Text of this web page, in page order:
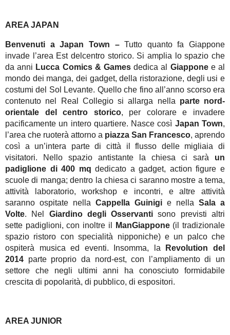
AREA JAPAN
Benvenuti a Japan Town –Tutto quanto fa Giappone
invade l’area Est delcentro storico. Si amplia lo spazio che
da anni Lucca Comics & Games dedica al Giapponee al
mondo dei manga, dei gadget, della ristorazione, degli usi e
costumi del Sol Levante. Quello che fino all’anno scorso era
contenuto nel Real Collegio si allarga nella parte nord-
orientale del centro storico, per colorare e invadere
pacificamente un intero quartiere. Nasce così Japan Town,
l’area che ruoterà attorno a piazza San Francesco, aprendo
così a un’intera parte di città il flusso delle migliaia di
visitatori. Nello spazio antistante la chiesa ci sarà un
padiglione di 400 mq dedicato a gadget, action figure e
scuole di manga; dentro la chiesa ci saranno mostre a tema,
attività laboratorio, workshop e incontri, e altre attività
saranno ospitate nella Cappella Guinigi e nella Sala a
Volte. Nel Giardino degli Osservanti sono previsti altri
sette padiglioni, con inoltre il
ManGiappone(il tradizionale
spazio ristoro con specialità nipponiche) e un palco che
ospiterà musica ed eventi. Insomma, la
Revolution del
2014 parte proprio da nord-est, con l’ampliamento di un
settore che negli ultimi anni ha conosciuto formidabile
crescita di popolarità, di pubblico, di espositori.
AREA JUNIOR